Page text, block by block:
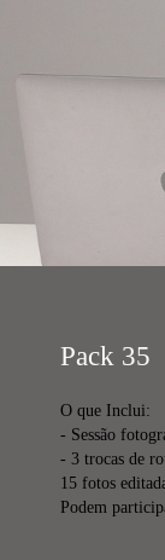
Pack 35
O que Inclui:
- Sessão
- 3 trocas de
15 fotos
Podem